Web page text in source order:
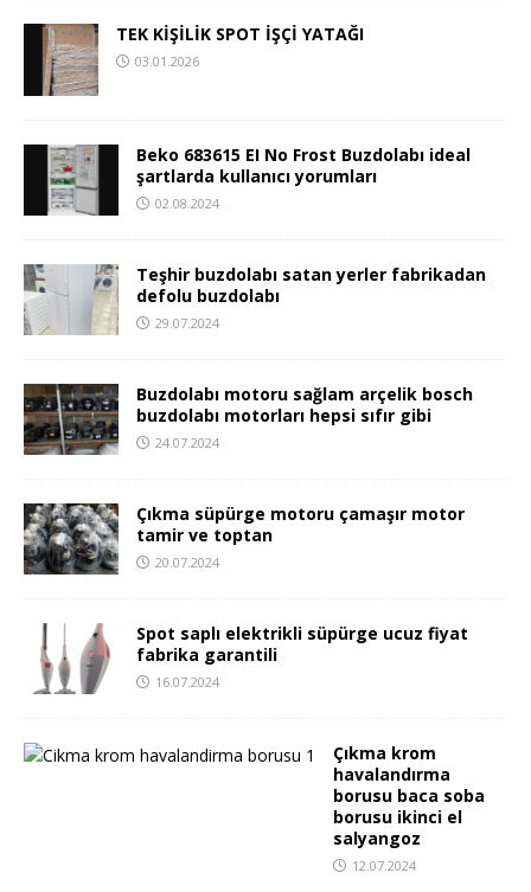
TEK KİŞİLİK SPOT İŞÇİ YATAĞI
03.01.2026
Beko 683615 EI No Frost Buzdolabı ideal
şartlarda kullanıcı yorumları
02.08.2024
Teşhir buzdolabı satan yerler fabrikadan
defolu buzdolabı
29.07.2024
Buzdolabı motoru sağlam arçelik bosch
buzdolabı motorları hepsi sıfır gibi
24.07.2024
Çıkma süpürge motoru çamaşır motor
tamir ve toptan
20.07.2024
Spot saplı elektrikli süpürge ucuz fiyat
fabrika garantili
16.07.2024
Çıkma krom
havalandırma
borusu baca soba
borusu ikinci el
salyangoz
12.07.2024